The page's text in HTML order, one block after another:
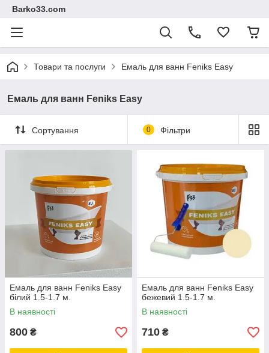
Barko33.com
Товари та послуги Емаль для ванн Feniks Easy
Емаль для ванн Feniks Easy
Сортування 0 Фільтри
Емаль для ванн Feniks Easy
білий 1.5-1.7 м.
В наявності
800 ₴
Емаль для ванн Feniks Easy
бежевий 1.5-1.7 м.
В наявності
710 ₴